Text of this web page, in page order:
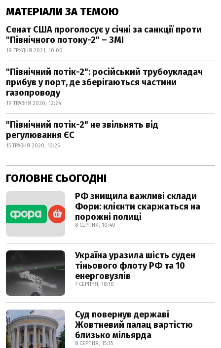
МАТЕРІАЛИ ЗА ТЕМОЮ
Сенат США проголосує у січні за санкції проти
"Північного потоку-2" – ЗМІ
19 ГРУДНЯ 2021, 10:00
"Північний потік-2": російський трубоукладач
прибув у порт, де зберігаються частини
газопроводу
19 ТРАВНЯ 2020, 12:24
"Північний потік-2" не звільнять від
регулювання ЄС
15 ТРАВНЯ 2020, 12:25
ГОЛОВНЕ СЬОГОДНІ
РФ знищила важливі склади
Фори: клієнти скаржаться на
порожні полиці
8 СЕРПНЯ, 10:40
Україна уразила шість суден
тіньового флоту РФ та 10
енерговузлів
7 СЕРПНЯ, 18:10
Суд повернув державі
Жовтневий палац вартістю
близько мільярда
8 СЕРПНЯ, 15:15